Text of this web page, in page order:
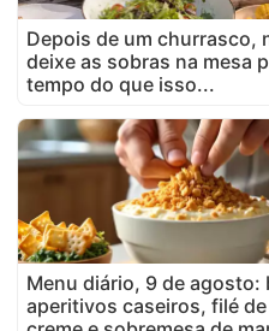
Depois de um churrasco,
deixe as sobras na mesa
tempo do que isso...
Menu diário, 9 de agosto:
aperitivos caseiros, filé